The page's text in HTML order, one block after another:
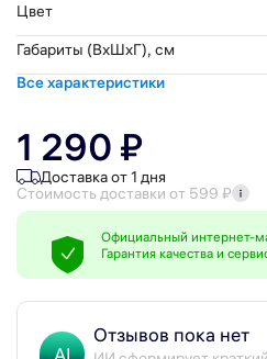
Цвет
Габариты (ВхШхГ), см
Все характеристики
1 290 ₽
Доставка от 1 дня
Стоимость доставки от 599 ₽
Официальный интернет-
Гарантия качества и
AI
Отзывов пока нет